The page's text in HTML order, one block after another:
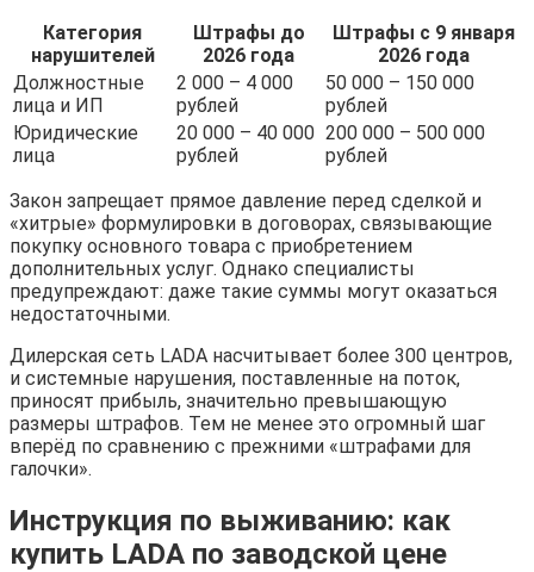
Категория
нарушителей
Штрафы до
2026 года
Штрафы с 9 января
2026 года
Должностные
лица и ИП
2 000 – 4 000
рублей
50 000 – 150 000
рублей
Юридические
лица
20 000 – 40 000
рублей
200 000 – 500 000
рублей
Закон запрещает прямое давление перед сделкой и
«хитрые» формулировки в договорах, связывающие
покупку основного товара с приобретением
дополнительных услуг. Однако специалисты
предупреждают: даже такие суммы могут оказаться
недостаточными.
Дилерская сеть LADA насчитывает более 300 центров,
и системные нарушения, поставленные на поток,
приносят прибыль, значительно превышающую
размеры штрафов. Тем не менее это огромный шаг
вперёд по сравнению с прежними «штрафами для
галочки».
Инструкция по выживанию: как
купить LADA по заводской цене